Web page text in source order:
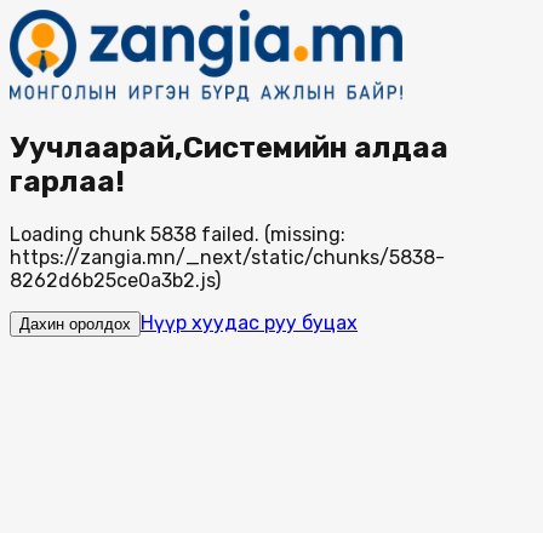
Уучлаарай,Системийн алдаа
гарлаа!
Loading chunk 5838 failed. (missing:
https://zangia.mn/_next/static/chunks/5838-
8262d6b25ce0a3b2.js)
Дахин оролдох Нүүр хуудас руу буцах